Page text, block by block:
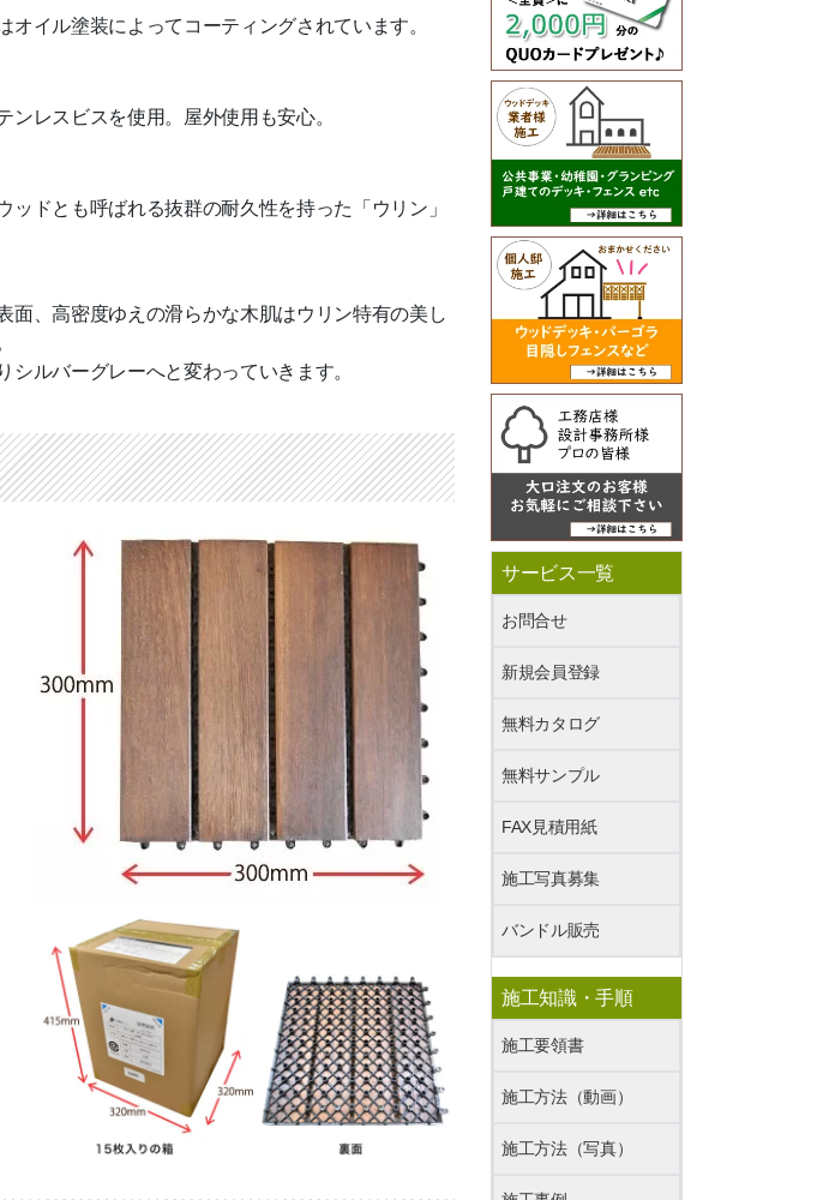
オイル塗装によってコーティングされています。
ンレスビスを使用。屋外使用も安心。
ッドとも呼ばれる抜群の耐久性を持った「ウリン」
面、高密度ゆえの滑らかな木肌はウリン特有の美し
シルバーグレーへと変わっていきます。
サービス一覧
お問合せ
新規会員登録
無料カタログ
無料サンプル
FAX見積用紙
施工写真募集
バンドル販売
施工知識・手順
施工要領書
施工方法（動画）
施工方法（写真）